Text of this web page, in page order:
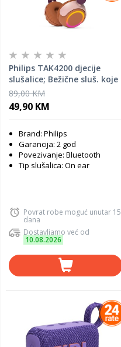
Philips TAK4200 djecije
slušalice; Bežične sluš. koje
se stavljaju na uši; boja
magnetna ljubičasta
89,00 KM
49,90 KM
Brand: Philips
Garancija: 2 god
Povezivanje: Bluetooth
Tip slušalica: On ear
Povrat robe moguć unutar 15
dana
Dostavljamo već od
10.08.2026